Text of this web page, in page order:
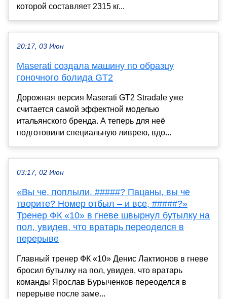
которой составляет 2315 кг...
20:17, 03 Июн
Maserati создала машину по образцу
гоночного болида GT2
Дорожная версия Maserati GT2 Stradale уже
считается самой эффектной моделью
итальянского бренда. А теперь для неё
подготовили специальную ливрею, вдо...
03:17, 02 Июн
«Вы че, поплыли, #####? Пацаны, вы че
творите? Номер отбыл – и все, #####?»
Тренер ФК «10» в гневе швырнул бутылку на
пол, увидев, что вратарь переоделся в
перерыве
Главный тренер ФК «10» Денис Лактионов в гневе
бросил бутылку на пол, увидев, что вратарь
команды Ярослав Бурыченков переоделся в
перерыве после заме...